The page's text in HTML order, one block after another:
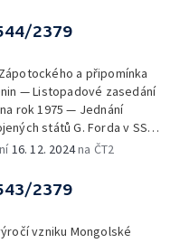
v Náprstkově muzeu —
dneška — Na
v hlavním městě NDR —
Kdo chce být veselý
skupina Chorea
2379
a připomínka
— Listopadové zasedání
na rok 1975 — Jednání
států G. Forda v SSSR
– cena fair play —
trh — Nové silnice v
na laně
16. 12. 2024na ČT2
2379
vzniku Mongolské